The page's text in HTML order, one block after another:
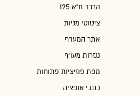
הרכב ת"א 125
ציטוטי מניות
אתר המעו"ף
נגזרות מעו"ף
מפת פוזיציות פתוחות
כתבי אופציה